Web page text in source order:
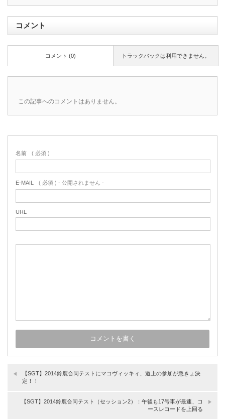
コメント
トラックバックは利用できません。
コメント (0)
この記事へのコメントはありません。
名前 ( 必須 )
E-MAIL ( 必須 ) - 公開されません -
URL
【SGT】2014鈴鹿合同テストにマコヴィッキィ、道上の参加が急きょ決
定！！
【SGT】2014鈴鹿合同テスト（セッション2）：午後も17号車が最速、コ
ースレコードを上回る